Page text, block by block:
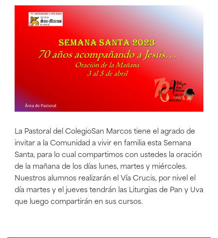
La Pastoral del ColegioSan Marcos tiene el agrado de
invitar a la Comunidad a vivir en familia esta Semana
Santa, para lo cual compartimos con ustedes la oración
de la mañana de los días lunes, martes y miércoles.
Nuestros alumnos realizarán el Vía Crucis, por nivel el
día martes y el jueves tendrán las Liturgias de Pan y Uva
que luego compartirán en sus cursos.